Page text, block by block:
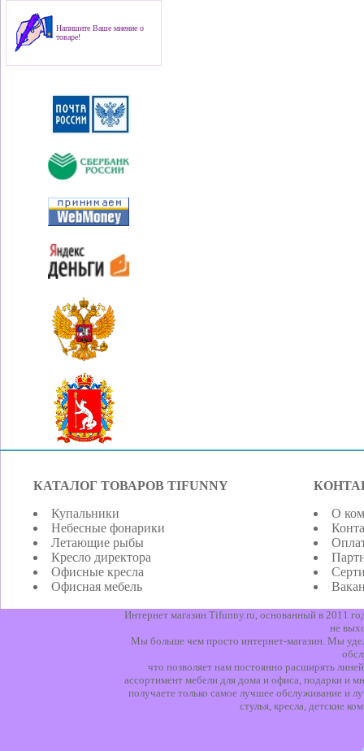
Напишите Ваше мнение о
товаре!
КАТАЛОГ ТОВАРОВ TIFUNNY
Купальники
Небесные фонарики
Летающие рыбы
Кресло директора
Офисные кресла
Офисная мебель
О
Интернет магазин Tifunny.ru, основанный в 2011
не
Мы больше чем просто интернет-магазин. Мы
что позволяет нам постоянно расширять
ассортимент мебели для дома и офиса, подарки и
получаете только самое лучшее обслуживание
стулья, кресла, детские